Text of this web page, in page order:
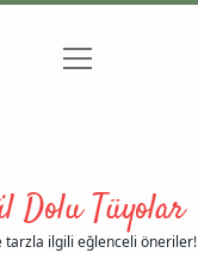
Gizlilik Politikası
menüyü
Dolu Tüyolar
tarzla ilgili eğlenceli öneriler!